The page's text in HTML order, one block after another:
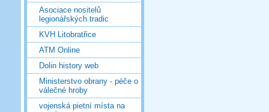
Asociace nositelů
legionářských tradic
KVH Litobratřice
ATM Online
Dolin history web
Ministerstvo obrany - péče o
válečné hroby
vojenská pietní místa na